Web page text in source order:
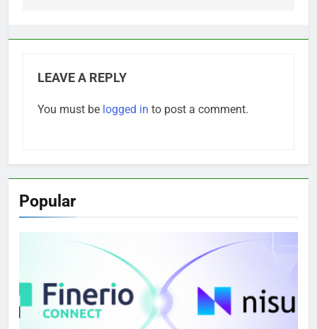
LEAVE A REPLY
You must be logged in to post a comment.
Popular